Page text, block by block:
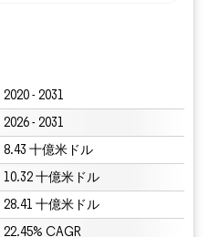
2020 - 2031
2026 - 2031
8.43 十億米ドル
10.32 十億米ドル
28.41 十億米ドル
22.45% CAGR